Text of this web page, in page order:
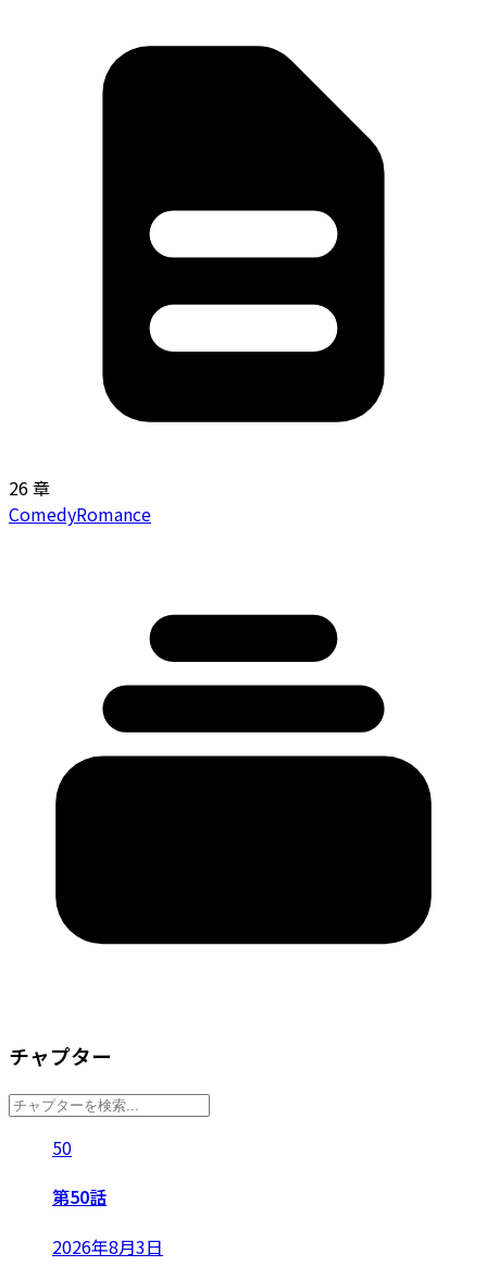
26 章
ComedyRomance
チャプター
50
第50話
2026年8月3日